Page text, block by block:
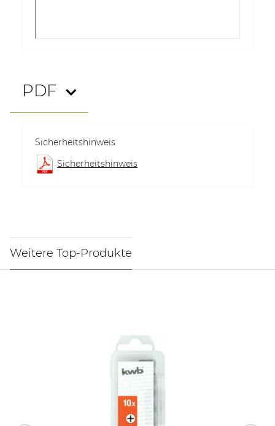
PDF
Sicherheitshinweis
Sicherheitshinweis
Weitere Top-Produkte